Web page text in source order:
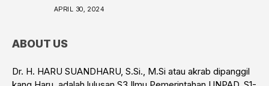
APRIL 30, 2024
ABOUT US
Dr. H. HARU SUANDHARU, S.Si., M.Si atau akrab dipanggil